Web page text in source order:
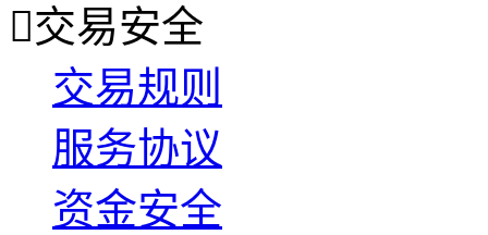
交易安全
交易规则
服务协议
资金安全